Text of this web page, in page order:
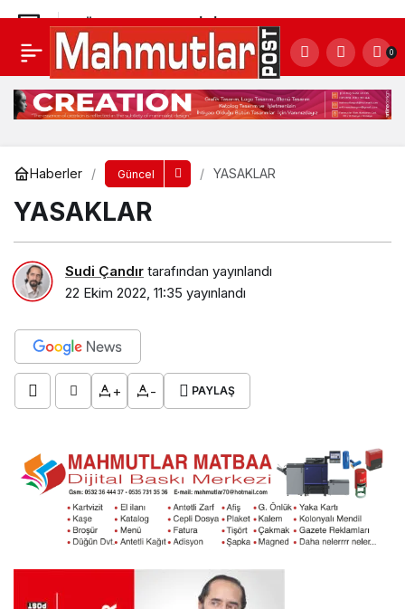
0
Haberler Güncel YASAKLAR
YASAKLAR
Sudi Çandır tarafından yayınlandı
22 Ekim 2022, 11:35 yayınlandı
+ - PAYLAŞ
HÜNNAP MEYVESİNİ YAKINDAN TANIYALIM
Yorum Yap Paylaş